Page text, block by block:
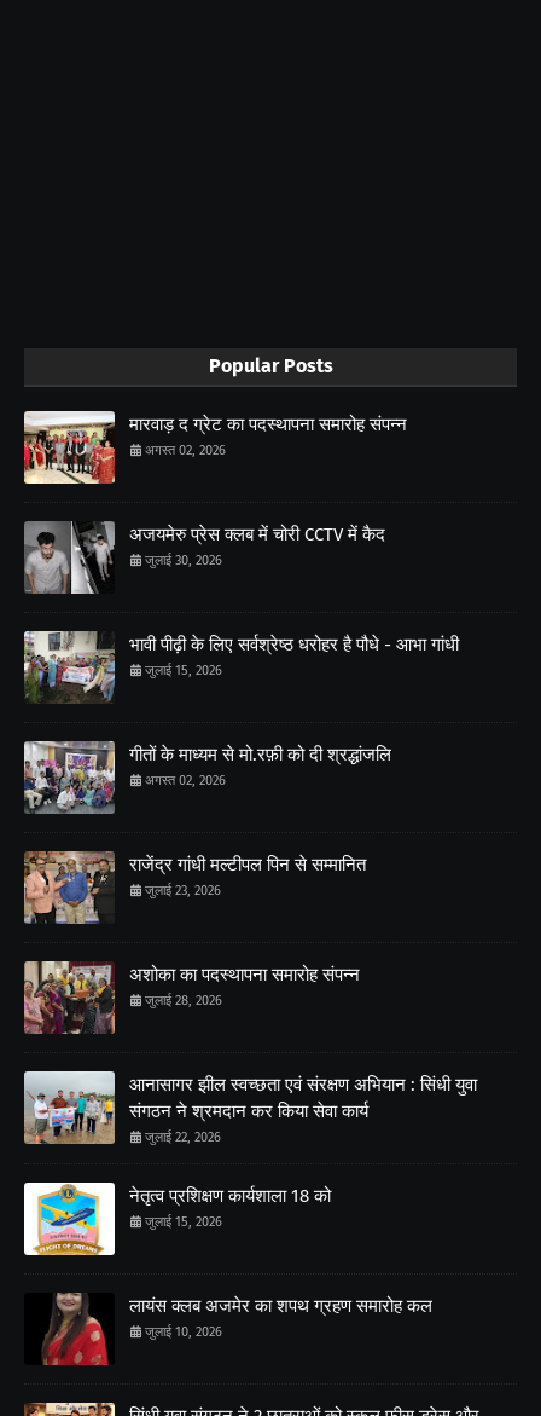
Popular Posts
मारवाड़ द ग्रेट का पदस्थापना समारोह संपन्न
अगस्त 02, 2026
अजयमेरु प्रेस क्लब में चोरी CCTV में कैद
जुलाई 30, 2026
भावी पीढ़ी के लिए सर्वश्रेष्ठ धरोहर है पौधे - आभा गांधी
जुलाई 15, 2026
गीतों के माध्यम से मो.रफ़ी को दी श्रद्धांजलि
अगस्त 02, 2026
राजेंद्र गांधी मल्टीपल पिन से सम्मानित
जुलाई 23, 2026
अशोका का पदस्थापना समारोह संपन्न
जुलाई 28, 2026
आनासागर झील स्वच्छता एवं संरक्षण अभियान : सिंधी युवा
संगठन ने श्रमदान कर किया सेवा कार्य
जुलाई 22, 2026
नेतृत्व प्रशिक्षण कार्यशाला 18 को
जुलाई 15, 2026
लायंस क्लब अजमेर का शपथ ग्रहण समारोह कल
जुलाई 10, 2026